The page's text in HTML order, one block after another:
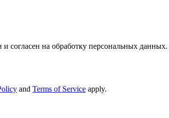
согласен на обработку персональных данных.
and Terms of Service apply.